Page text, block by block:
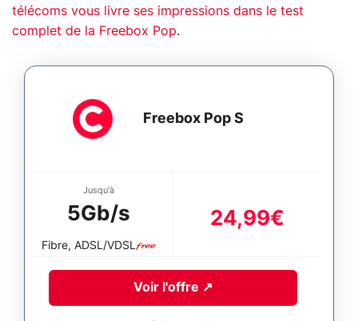
télécoms vous livre ses impressions dans le test
complet de la Freebox Pop.
Freebox Pop S
Jusqu'à
5Gb/s
Fibre, ADSL/VDSL
24,99€
Voir l'offre ↗